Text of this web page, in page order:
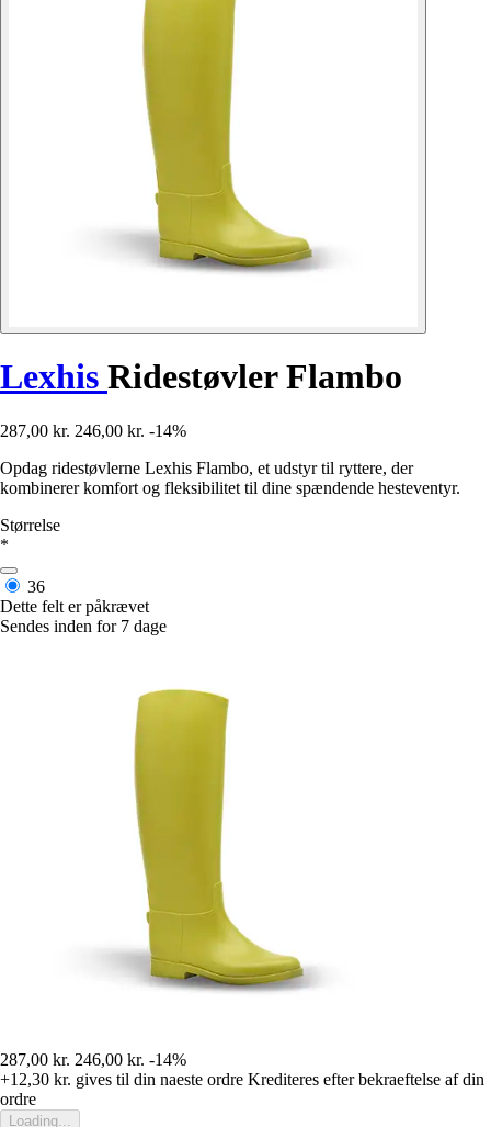
Lexhis Ridestøvler Flambo
287,00 kr. 246,00 kr. -14%
Opdag ridestøvlerne Lexhis Flambo, et udstyr til ryttere, der
kombinerer komfort og fleksibilitet til dine spændende hesteventyr.
Størrelse
*
36
Dette felt er påkrævet
Sendes inden for 7 dage
287,00 kr. 246,00 kr. -14%
+12,30 kr. gives til din naeste ordre Krediteres efter bekraeftelse af din
ordre
Loading...